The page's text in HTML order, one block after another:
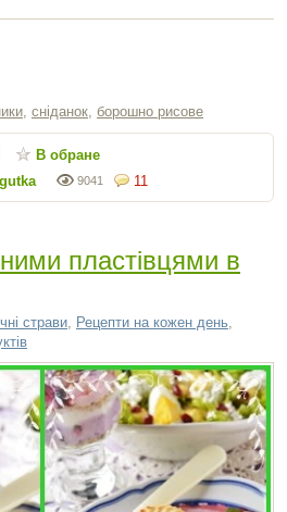
, сніданок, борошно рисове
11
9041
gutka
В обране
пластівцями в
страви, Рецепти на кожен день,